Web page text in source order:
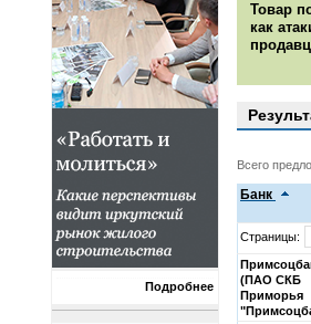
Подробнее
Товар
как
Всего
Банк
Страницы:
(ПАО СКБ
Приморья